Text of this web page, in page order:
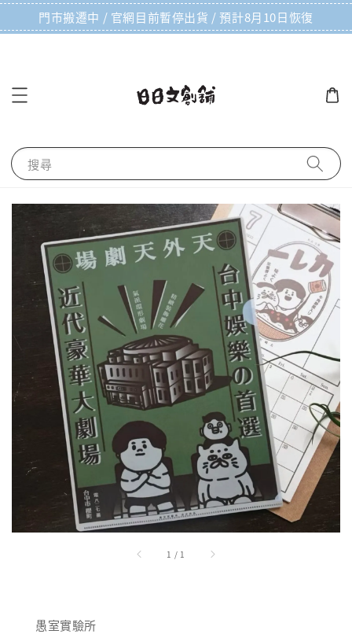
門市搬遷中 / 官網目前暫停出貨 / 預計8月10日恢復
搜尋
1 / 1
愚室實驗所